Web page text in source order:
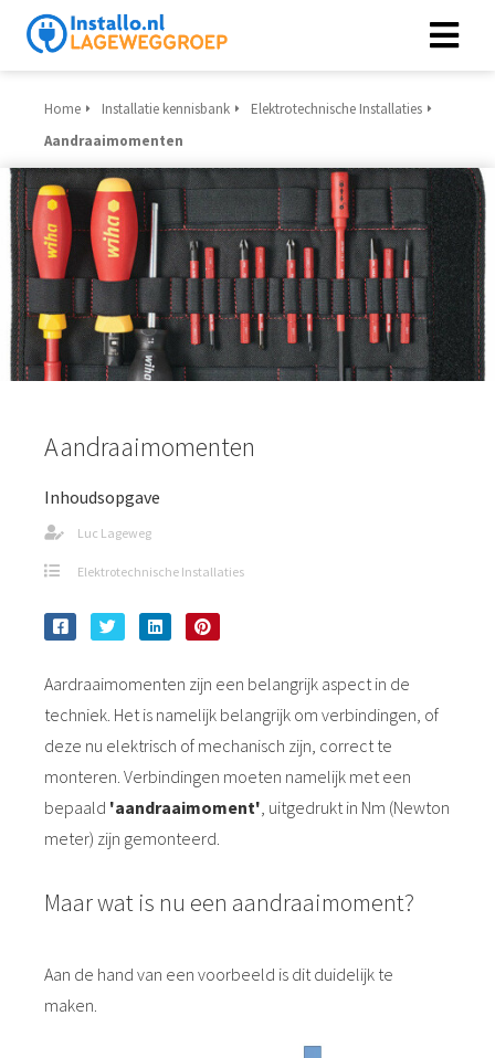
Home Installatie kennisbank
Elektrotechnische Installaties
Aandraaimomenten
Aandraaimomenten
Inhoudsopgave
Luc Lageweg
Elektrotechnische Installaties
Aardraaimomenten zijn een belangrijk aspect in de
techniek. Het is namelijk belangrijk om verbindingen, of
deze nu elektrisch of mechanisch zijn, correct te
monteren. Verbindingen moeten namelijk met een
bepaald 'aandraaimoment' , uitgedrukt in Nm (Newton
meter) zijn gemonteerd.
Maar wat is nu een aandraaimoment?
Aan de hand van een voorbeeld is dit duidelijk te
maken.